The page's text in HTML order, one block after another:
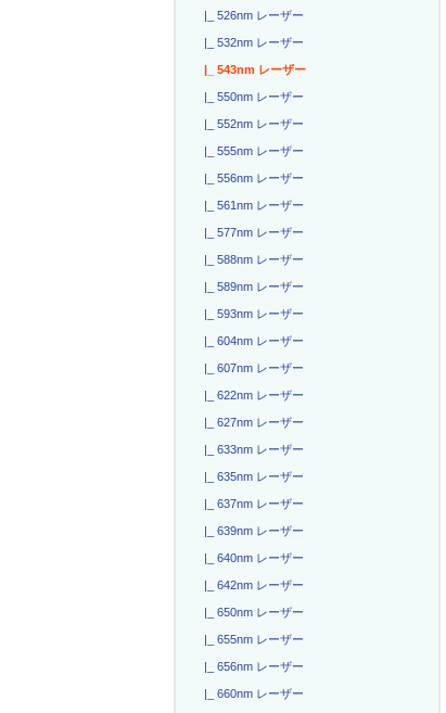
|_ 526nm レーザー
|_ 532nm レーザー
|_ 543nm レーザー
|_ 550nm レーザー
|_ 552nm レーザー
|_ 555nm レーザー
|_ 556nm レーザー
|_ 561nm レーザー
|_ 577nm レーザー
|_ 588nm レーザー
|_ 589nm レーザー
|_ 593nm レーザー
|_ 604nm レーザー
|_ 607nm レーザー
|_ 622nm レーザー
|_ 627nm レーザー
|_ 633nm レーザー
|_ 635nm レーザー
|_ 637nm レーザー
|_ 639nm レーザー
|_ 640nm レーザー
|_ 642nm レーザー
|_ 650nm レーザー
|_ 655nm レーザー
|_ 656nm レーザー
|_ 660nm レーザー